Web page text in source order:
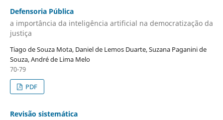
Defensoria Pública
a importância da inteligência artificial na democratização da
justiça
Tiago de Souza Mota, Daniel de Lemos Duarte, Suzana Paganini de
Souza, André de Lima Melo
70-79
PDF
Revisão sistemática